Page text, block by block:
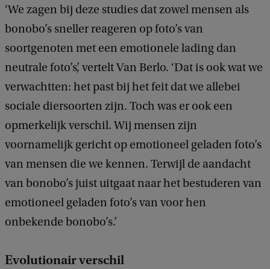
‘We zagen bij deze studies dat zowel mensen als
bonobo’s sneller reageren op foto’s van
soortgenoten met een emotionele lading dan
neutrale foto’s’, vertelt Van Berlo. ‘Dat is ook wat we
verwachtten: het past bij het feit dat we allebei
sociale diersoorten zijn. Toch was er ook een
opmerkelijk verschil. Wij mensen zijn
voornamelijk gericht op emotioneel geladen foto’s
van mensen die we kennen. Terwijl de aandacht
van bonobo’s juist uitgaat naar het bestuderen van
emotioneel geladen foto’s van voor hen
onbekende bonobo’s.’
Evolutionair verschil